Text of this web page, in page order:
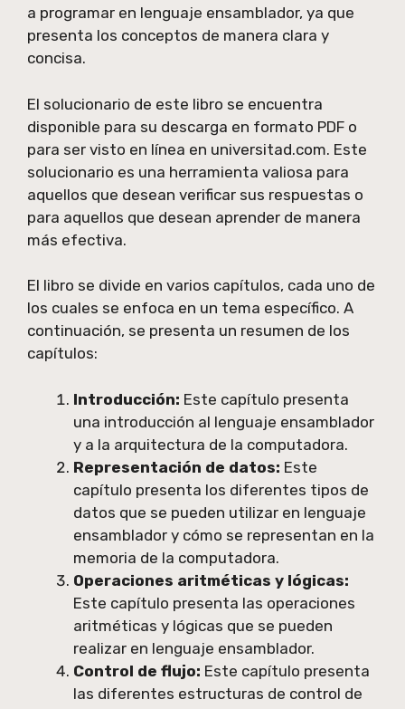
a programar en lenguaje ensamblador, ya que
presenta los conceptos de manera clara y
concisa.
El solucionario de este libro se encuentra
disponible para su descarga en formato PDF o
para ser visto en línea en universitad.com. Este
solucionario es una herramienta valiosa para
aquellos que desean verificar sus respuestas o
para aquellos que desean aprender de manera
más efectiva.
El libro se divide en varios capítulos, cada uno de
los cuales se enfoca en un tema específico. A
continuación, se presenta un resumen de los
capítulos:
Introducción: Este capítulo presenta
una introducción al lenguaje ensamblador
y a la arquitectura de la computadora.
Representación de datos: Este
capítulo presenta los diferentes tipos de
datos que se pueden utilizar en lenguaje
ensamblador y cómo se representan en la
memoria de la computadora.
Operaciones aritméticas y lógicas:
Este capítulo presenta las operaciones
aritméticas y lógicas que se pueden
realizar en lenguaje ensamblador.
Control de flujo: Este capítulo presenta
las diferentes estructuras de control de